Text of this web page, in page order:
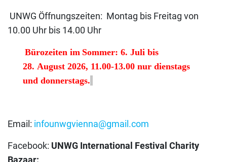
UNWG Öffnungszeiten: Montag bis Freitag von
10.00 Uhr bis 14.00 Uhr
Bürozeiten im Sommer: 6. Juli bis
28. August 2026, 11.00-13.00 nur dienstags
und donnerstags.
Email: infounwgvienna@gmail.com
Facebook: UNWG International Festival Charity
Bazaar: